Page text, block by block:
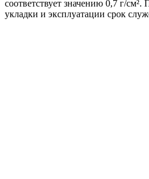
соответствует значению 0,7 г/
укладки и эксплуатации срок